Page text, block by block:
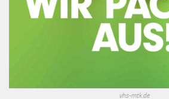
vhs-mtk.de